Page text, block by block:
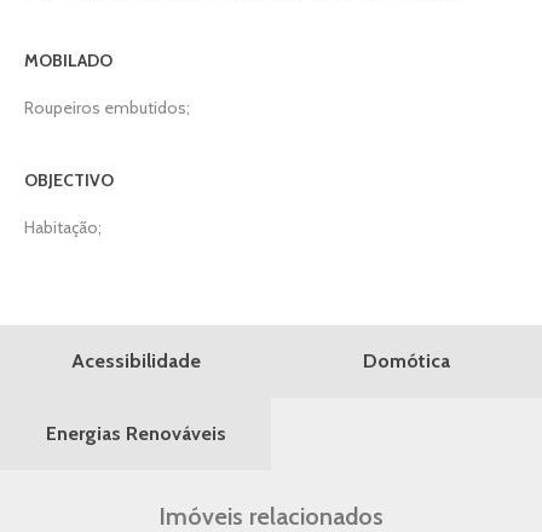
MOBILADO
Roupeiros embutidos;
OBJECTIVO
Habitação;
Acessibilidade Domótica
Energias Renováveis
Imóveis relacionados